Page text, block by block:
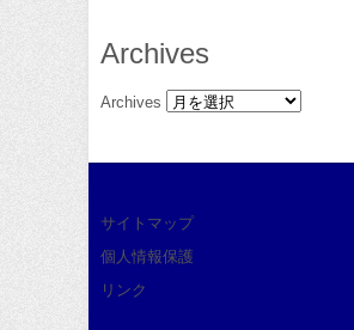
Archives
Archives
サイトマップ
個人情報保護
リンク